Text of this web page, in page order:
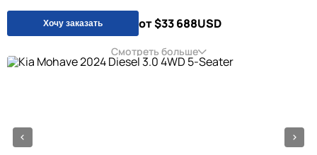
Хочу заказать от $33 688USD
Смотреть больше